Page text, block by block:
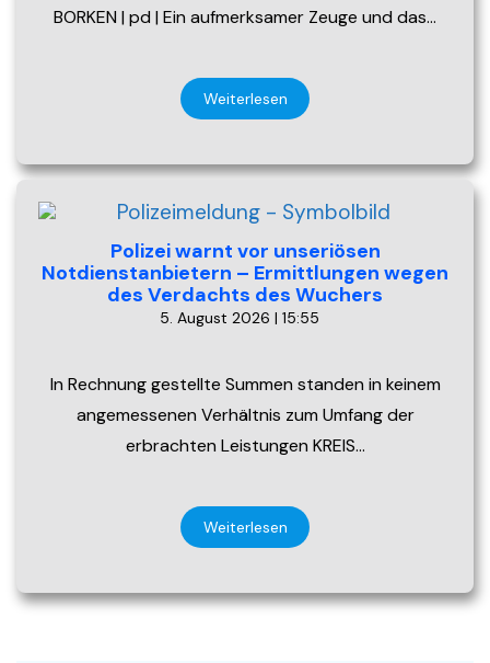
BORKEN | pd | Ein aufmerksamer Zeuge und das…
Weiterlesen
Polizei warnt vor unseriösen
Notdienstanbietern – Ermittlungen wegen
des Verdachts des Wuchers
5. August 2026 | 15:55
In Rechnung gestellte Summen standen in keinem
angemessenen Verhältnis zum Umfang der
erbrachten Leistungen KREIS…
Weiterlesen